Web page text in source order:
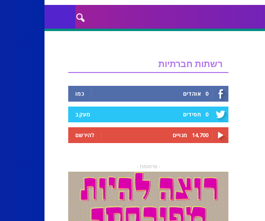
רשתות חברתיות
0 אוהדים כמו
0 חסידים מעקב
14,700 מנויים להירשם
- פרסומת -